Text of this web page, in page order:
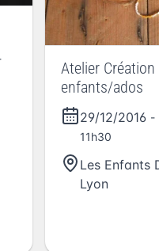
Atelier
enfants/ados
29/12/2016 -
11h30
Les Enfants
Lyon